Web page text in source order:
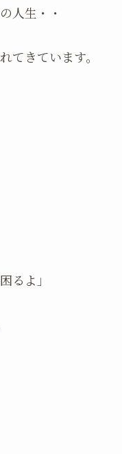
人生・・
てきています。
るよ」